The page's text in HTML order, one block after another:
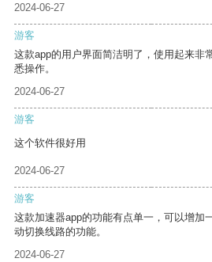
2024-06-27
游客
这款app的用户界面简洁明了，使用起来非
悉操作。
2024-06-27
游客
这个软件很好用
2024-06-27
游客
这款加速器app的功能有点单一，可以增加
动切换线路的功能。
2024-06-27